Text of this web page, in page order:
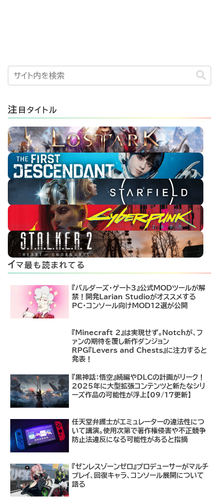
注 目タイトル
イマ最も読まれてる
『バルダーズ・ゲート3』公式MODツールが解
禁！開発Larian Studioがオススメする
PC・コンソール向けMOD12選が公開
『Minecraft 2』は実現せず。Notchが、フ
ァンの期待を覆し新作ダンジョン
RPG『Levers and Chests』に注力すると
発表！
『黒神話：悟空』続編やDLCの計画がリーク！
2025年に大型拡張コンテンツと新たなシリ
ーズ作品の可能性が浮上【09/17更新】
任天堂弁護士がエミュレーターの違法性につ
いて講演。使用次第で著作権侵害や不正競争
防止法違反になる可能性があると指摘
『ゼンレスゾーンゼロ』プロデューサーがマルチ
プレイ、回復キャラ、コンソール展開について
語る